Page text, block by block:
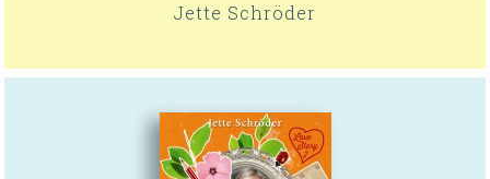
Jette Schröder